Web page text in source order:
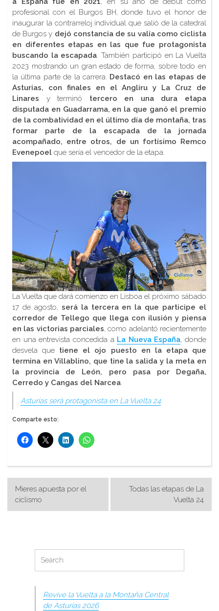
profesional con el Burgos BH, donde tuvo el honor de
inaugurar la contrarreloj individual que salió de la catedral
de Burgos y dejó constancia de su valía como ciclista
en diferentes etapas en las que fue protagonista
buscando la escapada. También participó en La Vuelta
2023 mostrando un gran estado de forma, sobre todo en
la última parte de la carrera. Destacó en las etapas de
Asturias, con finales en el Angliru y La Cruz de
Linares y terminó tercero en una dura etapa
disputada en Guadarrama, en la que ganó el premio
de la combatividad en el último día de montaña, tras
formar parte de la escapada de la jornada
acompañado, entre otros, de un fortísimo Remco
Evenepoel que sería el vencedor de la etapa.
La Vuelta que dará comienzo en Lisboa el próximo sábado
17 de agosto, será la tercera en la que participe el
corredor de Tellego que llega con ilusión y piensa
en las victorias parciales, como adelantó recientemente
en una entrevista concedida a La Nueva España, donde
desvela que tiene el ojo puesto en la etapa que
termina en Villablino, que tine la salida y la meta en
la provincia de León, pero pasa por Degaña,
Cerredo y Cangas del Narcea.
Asturias será protagonista en La Vuelta 24
Comparte esto:
Navegación
de
Mieres apuesta por el
ciclismo
Todas las etapas de La
Vuelta 24
for:
Search
Revive la Vuelta a la Montaña Central
de Asturias 2026